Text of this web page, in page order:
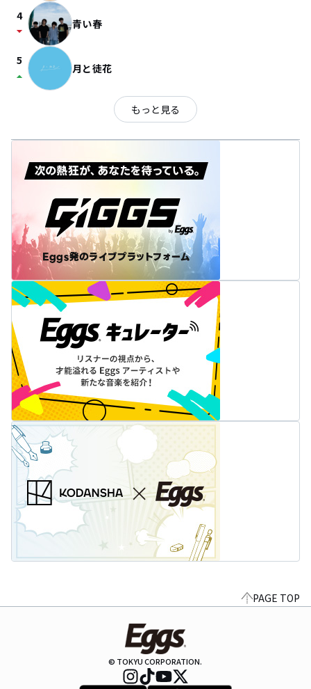
4
arrow_drop_down 青い春
5
arrow_drop_up 月と徒花
もっと見る
PAGE TOP
© TOKYU CORPORATION.